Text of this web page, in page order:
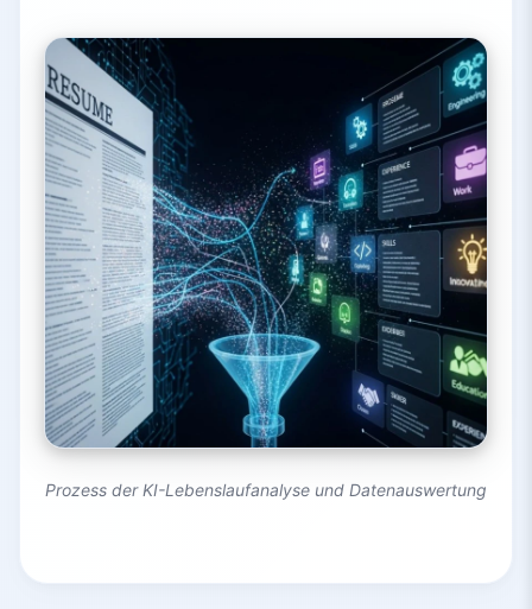
Prozess der KI-Lebenslaufanalyse und Datenauswertung